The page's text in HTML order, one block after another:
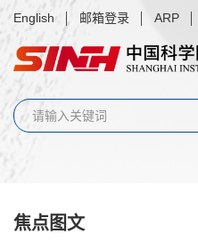
English 邮箱登录 ARP
焦点图文